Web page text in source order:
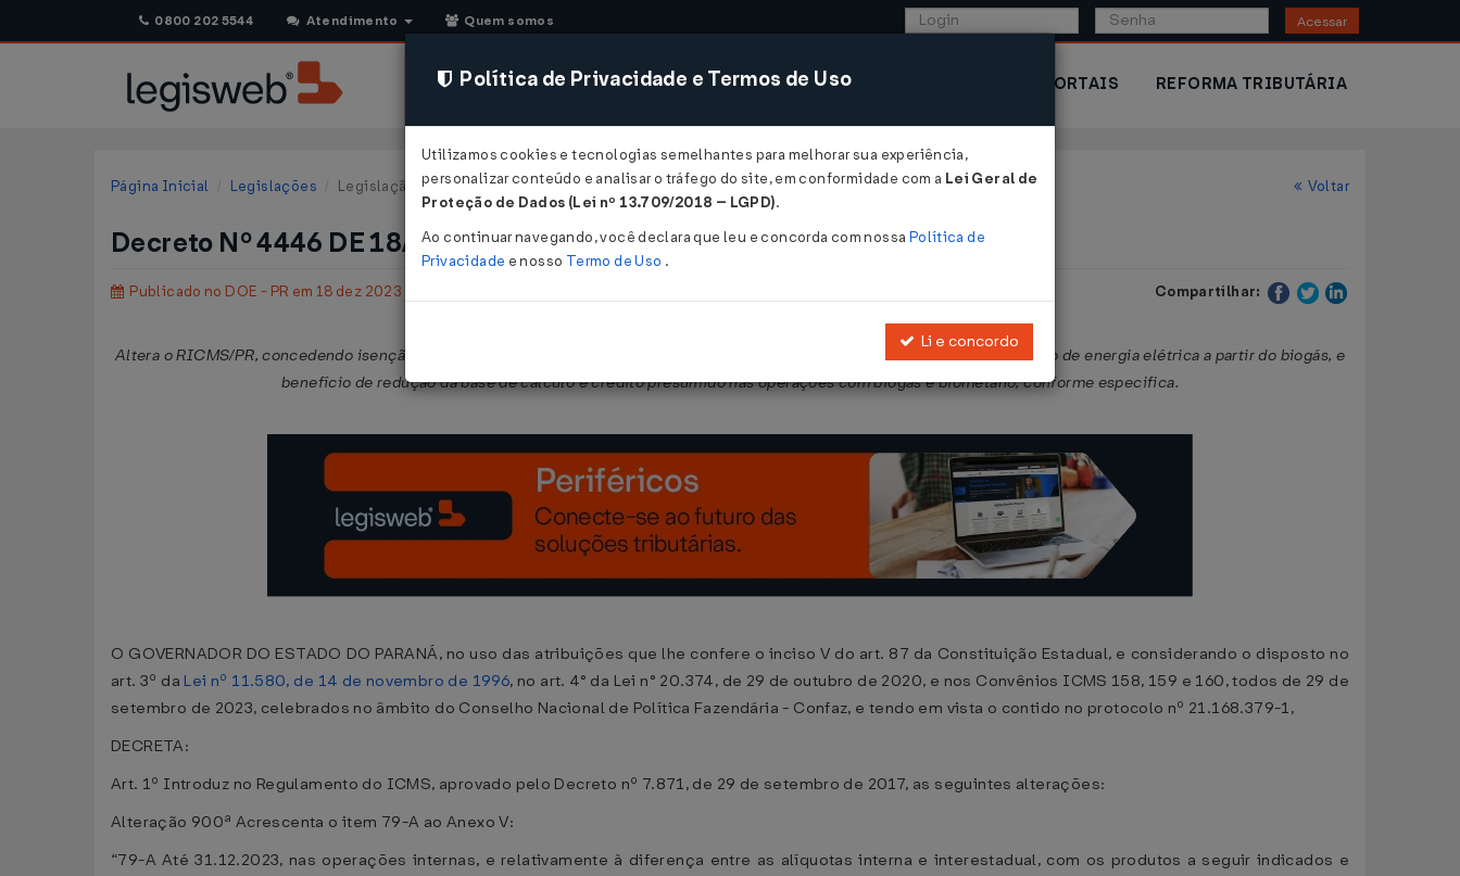
0800 202 5544 Atendimento Quem somos Acessar
CONSULTORIA SISTEMAS COMÉRCIO EXTERIOR PORTAIS REFORMA TRIBUTÁRIA
Página Inicial Legislações Legislação Estadual - Paraná Voltar
Decreto Nº 4446 DE 18/12/2023
Publicado no DOE - PR em 18 dez 2023 Compartilhar:
Altera o RICMS/PR, concedendo isenção do imposto nas operações com os produtos que menciona, quando destinados à geração de energia elétrica a partir do biogás, e
benefício de redução da base de cálculo e crédito presumido nas operações com biogás e biometano, conforme especifica.
O GOVERNADOR DO ESTADO DO PARANÁ, no uso das atribuições que lhe confere o inciso V do art. 87 da Constituição Estadual, e considerando o disposto no
art. 3º da Lei nº 11.580, de 14 de novembro de 1996, no art. 4° da Lei n° 20.374, de 29 de outubro de 2020, e nos Convênios ICMS 158, 159 e 160, todos de 29 de
setembro de 2023, celebrados no âmbito do Conselho Nacional de Política Fazendária - Confaz, e tendo em vista o contido no protocolo nº 21.168.379-1,
DECRETA:
Art. 1º Introduz no Regulamento do ICMS, aprovado pelo Decreto nº 7.871, de 29 de setembro de 2017, as seguintes alterações:
Alteração 900ª Acrescenta o item 79-A ao Anexo V:
“79-A Até 31.12.2023, nas operações internas, e relativamente à diferença entre as alíquotas interna e interestadual, com os produtos a seguir indicados e
Política de Privacidade e Termos de Uso
Utilizamos cookies e tecnologias semelhantes para melhorar sua experiência,
personalizar conteúdo e analisar o tráfego do site, em conformidade com a Lei Geral de
Proteção de Dados (Lei nº 13.709/2018 – LGPD).
Ao continuar navegando, você declara que leu e concorda com nossa Política de
Privacidade e nosso Termo de Uso .
Li e concordo